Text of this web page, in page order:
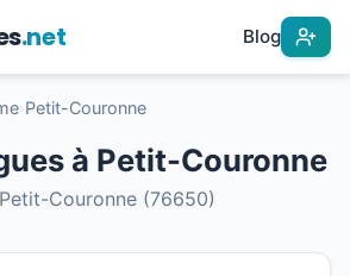
.net Blog
Petit-Couronne
à Petit-Couronne
Couronne (76650)